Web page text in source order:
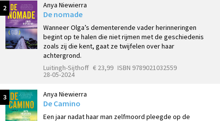
2 Anya Niewierra
De nomade
Wanneer Olga’s dementerende vader herinneringen
begint op te halen die niet rijmen met de geschiedenis
zoals zij die kent, gaat ze twijfelen over haar
achtergrond.
Luitingh-Sijthoff € 23,99 ISBN 9789021032559
28-05-2024
3 Anya Niewierra
De Camino
Een jaar nadat haar man zelfmoord pleegde op de